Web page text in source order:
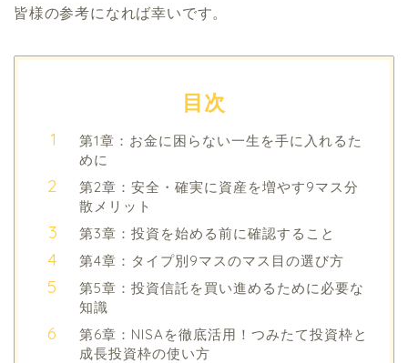
皆様の参考になれば幸いです。
目次
第1章：お金に困らない一生を手に入れるた
めに
第2章：安全・確実に資産を増やす9マス分
散メリット
第3章：投資を始める前に確認すること
第4章：タイプ別9マスのマス目の選び方
第5章：投資信託を買い進めるために必要な
知識
第6章：NISAを徹底活用！つみたて投資枠と
成長投資枠の使い方